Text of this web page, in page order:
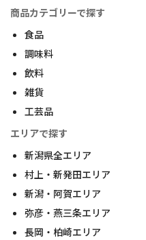
商品カテゴリーで探す
食品
調味料
飲料
雑貨
工芸品
エリアで探す
新潟県全エリア
村上・新発田エリア
新潟・阿賀エリア
弥彦・燕三条エリア
長岡・柏崎エリア